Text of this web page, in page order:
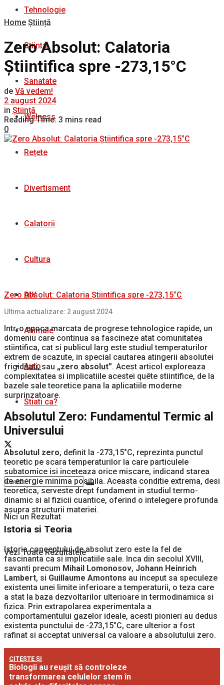
Tehnologie
Stiinta
Sanatate
Welness
Rețete
Divertisment
Calatorii
Cultura
DIY
Animale
Auto
Stiati ca?
Nici un Rezultat
Vezi Toate Rezultatele
Home Știință
Zero Absolut: Calatoria
Știintifica spre -273,15°C
de Vă vedem!
2 august 2024
in Știință
Reading Time: 3 mins read
0
Zero Absolut: Calatoria Știintifica spre -273,15°C
Ultima actualizare: 2 august 2024
Intr-o epoca marcata de progrese tehnologice rapide, un
domeniu care continua sa fascineze atat comunitatea
stiintifica, cat si publicul larg este studiul temperaturilor
extrem de scazute, in special cautarea atingerii absolutei
frigiditati, sau „zero absolut”. Acest articol exploreaza
complexitatea si implicatiile acestei quête stiintifice, de la
bazele sale teoretice pana la aplicatiile moderne
surprinzatoare.
Absolutul Zero: Fundamentul Termic al
Universului
Absolutul zero, definit la -273,15°C, reprezinta punctul
teoretic pe scara temperaturilor la care particulele
subatomice isi inceteaza orice miscare, indicand starea
de energie minima posibila. Aceasta conditie extrema, desi
teoretica, serveste drept fundament in studiul termo-
dinamic si al fizicii cuantice, oferind o intelegere profunda
asupra structurii materiei.
Istoria si Teoria
Istoria conceptului de absolut zero este la fel de
fascinanta ca si implicatiile sale. Inca din secolul XVIII,
savanti precum Mihail Lomonosov, Johann Heinrich
Lambert, si Guillaume Amontons au inceput sa speculeze
existenta unei limite inferioare a temperaturii, o teza care
a stat la baza dezvoltarilor ulterioare in termodinamica si
fizica. Prin extrapolarea experimentala a
comportamentului gazelor ideale, acesti pionieri au dedus
existenta punctului de -273,15°C, care ulterior a fost
rafinat si acceptat universal ca valoare a absolutului zero.
CITEȘTE ȘI
Biologii au reușit să controleze
transformarea celulelor stem în